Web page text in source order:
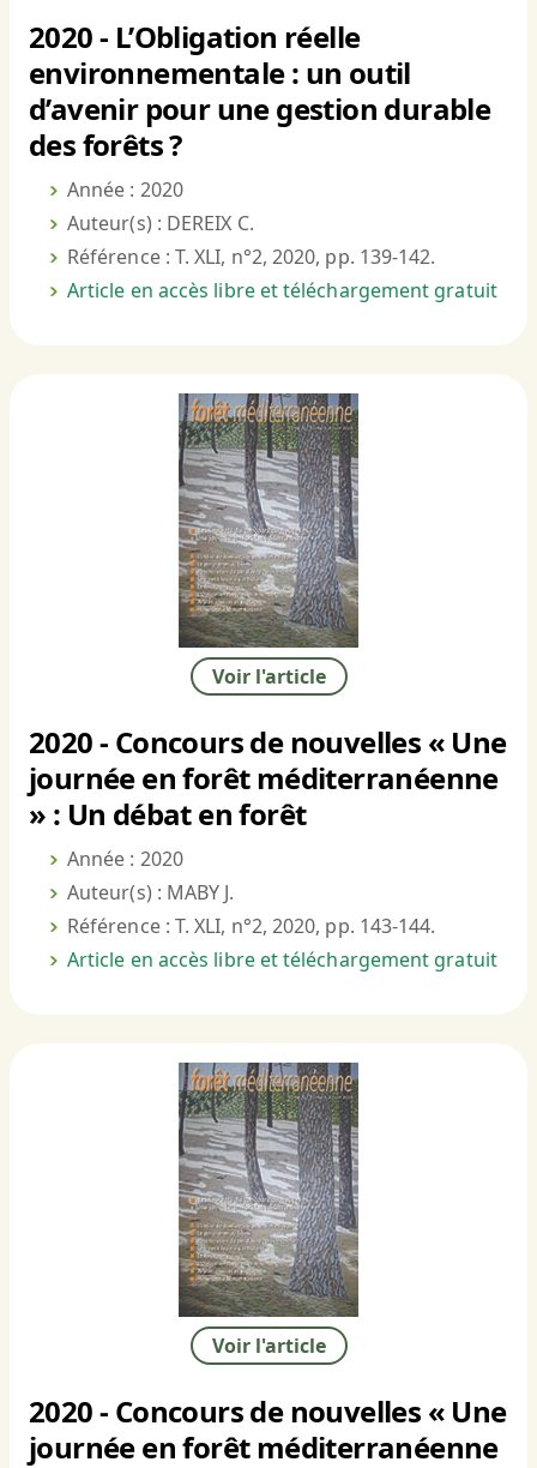
2020 - L’Obligation réelle
environnementale : un outil
d’avenir pour une gestion durable
des forêts ?
Année : 2020
Auteur(s) : DEREIX C.
Référence : T. XLI, n°2, 2020, pp. 139-142.
Article en accès libre et téléchargement gratuit
Voir l'article
2020 - Concours de nouvelles « Une
journée en forêt méditerranéenne
» : Un débat en forêt
Année : 2020
Auteur(s) : MABY J.
Référence : T. XLI, n°2, 2020, pp. 143-144.
Article en accès libre et téléchargement gratuit
Voir l'article
2020 - Concours de nouvelles « Une
journée en forêt méditerranéenne